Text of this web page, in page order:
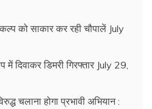
को साकार कर रही चौपालें July
दिवाकर डिमरी गिरफ्तार July 29,
चलाना होगा प्रभावी अभियान :